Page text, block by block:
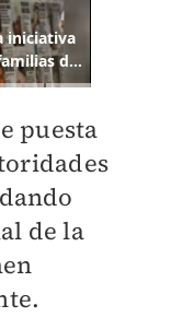
puesta
de la